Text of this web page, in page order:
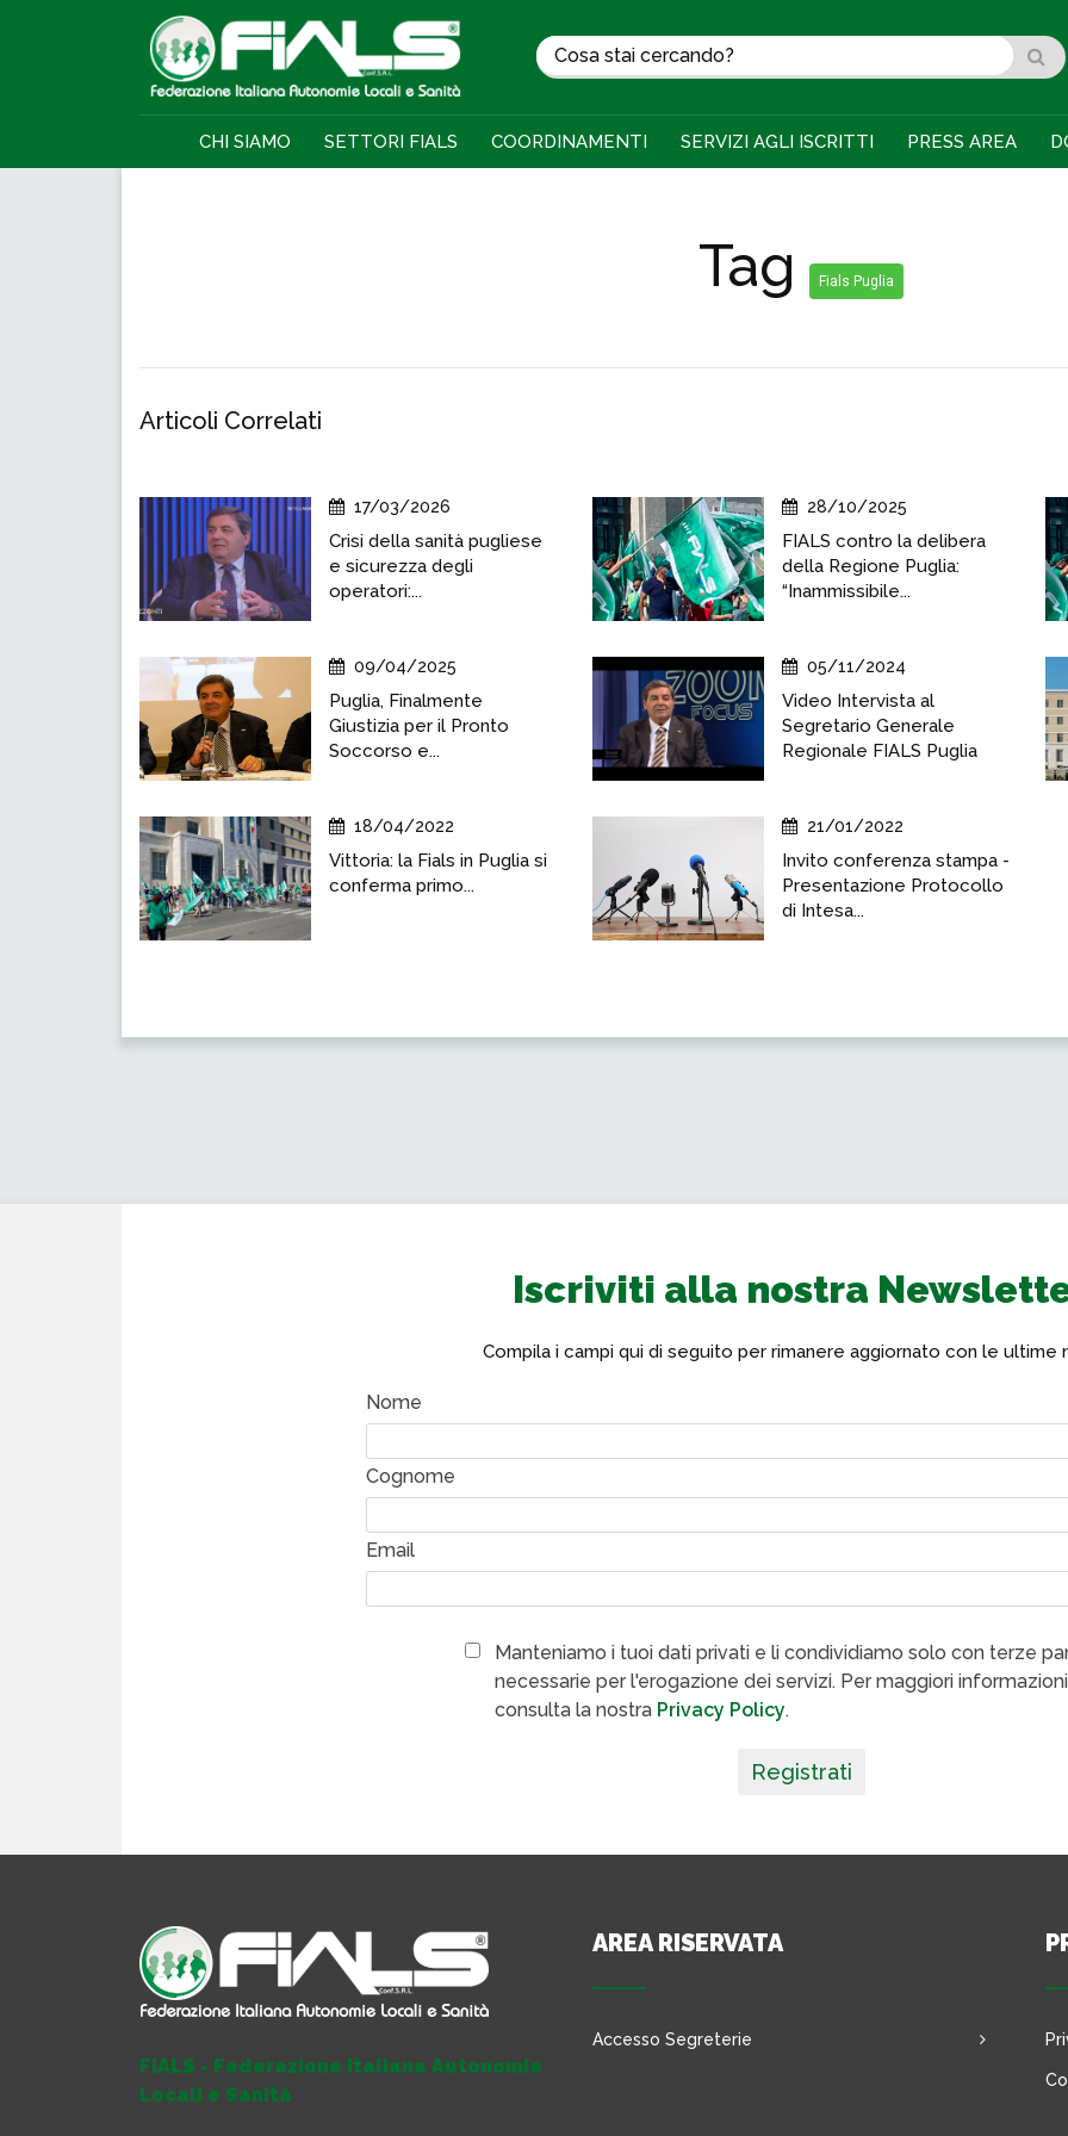
CHI SIAMO SETTORI FIALS COORDINAMENTI SERVIZI AGLI ISCRITTI PRESS AREA
Tag Fials Puglia
Articoli Correlati
17/03/2026
Crisi della sanità pugliese
e sicurezza degli
operatori:...
28/10/2025
FIALS contro la delibera
della Regione Puglia:
“Inammissibile...
09/04/2025
Puglia, Finalmente
Giustizia per il Pronto
Soccorso e...
05/11/2024
Video Intervista al
Segretario Generale
Regionale FIALS Puglia
18/04/2022
Vittoria: la Fials in Puglia si
conferma primo...
21/01/2022
Invito conferenza stampa -
Presentazione Protocollo
di Intesa...
Iscriviti alla nostra
Compila i campi qui di seguito per rimanere aggiornato con le ultime
Nome
Cognome
Email
Manteniamo i tuoi dati privati e li condividiamo solo con terze
necessarie per l'erogazione dei servizi. Per maggiori
consulta la nostra Privacy Policy.
Registrati
FIALS - Federazione Italiana Autonomie
Locali e Sanità
AREA RISERVATA
Accesso Segreterie